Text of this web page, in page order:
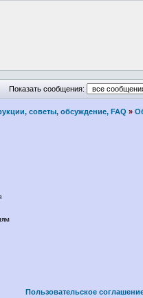
Показать сообщения:
советы, обсуждение, FAQ »
Пользовательское